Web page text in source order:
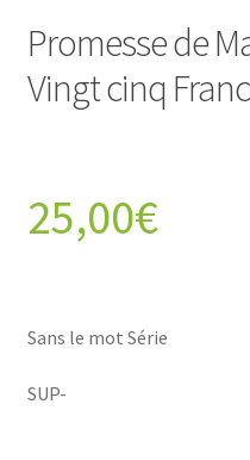
Promesse de
Vingt cinq
25,00€
Sans le mot Série
SUP-